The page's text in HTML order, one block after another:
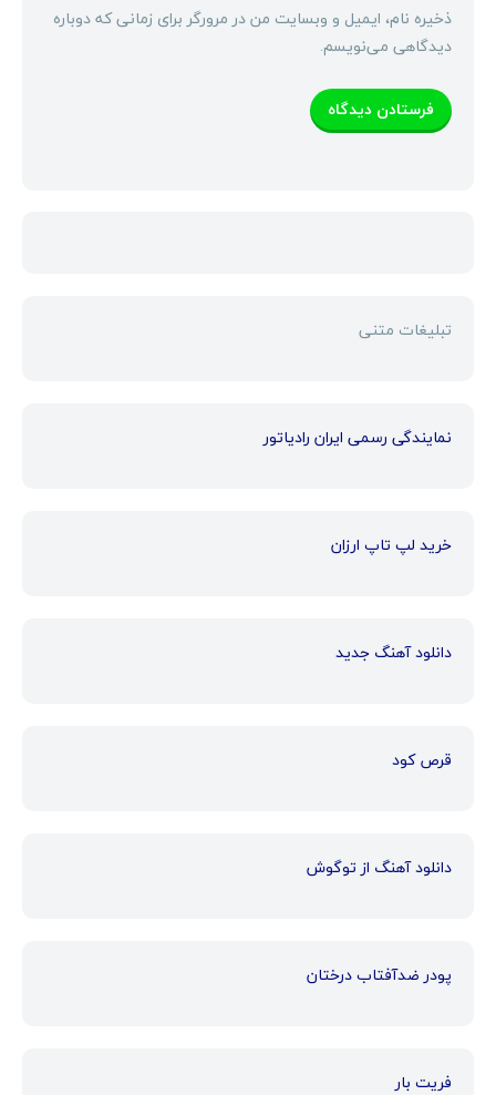
ذخیره نام، ایمیل و وبسایت من در مرورگر برای زمانی که دوباره
دیدگاهی می‌نویسم.
تبلیغات متنی
نمایندگی رسمی ایران رادیاتور
خرید لپ تاپ ارزان
دانلود آهنگ جدید
قرص کود
دانلود آهنگ از توگوش
پودر ضدآفتاب درختان
فریت بار